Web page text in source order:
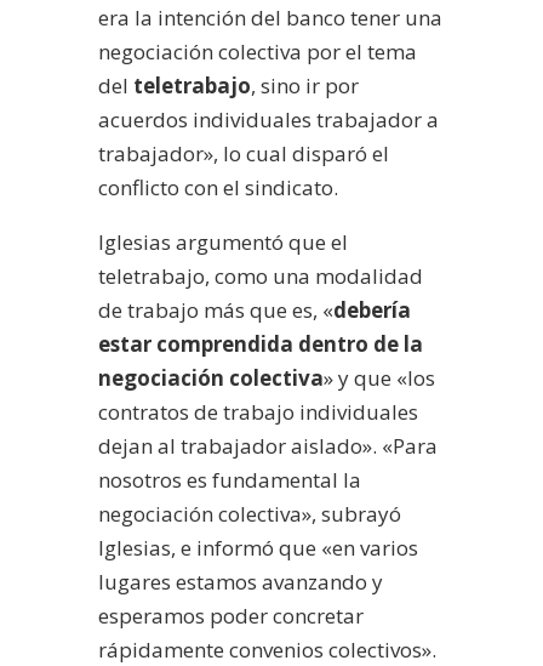
era la intención del banco tener una
negociación colectiva por el tema
del teletrabajo, sino ir por
acuerdos individuales trabajador a
trabajador», lo cual disparó el
conflicto con el sindicato.
Iglesias argumentó que el
teletrabajo, como una modalidad
de trabajo más que es, «debería
estar comprendida dentro de la
negociación colectiva» y que «los
contratos de trabajo individuales
dejan al trabajador aislado». «Para
nosotros es fundamental la
negociación colectiva», subrayó
Iglesias, e informó que «en varios
lugares estamos avanzando y
esperamos poder concretar
rápidamente convenios colectivos».